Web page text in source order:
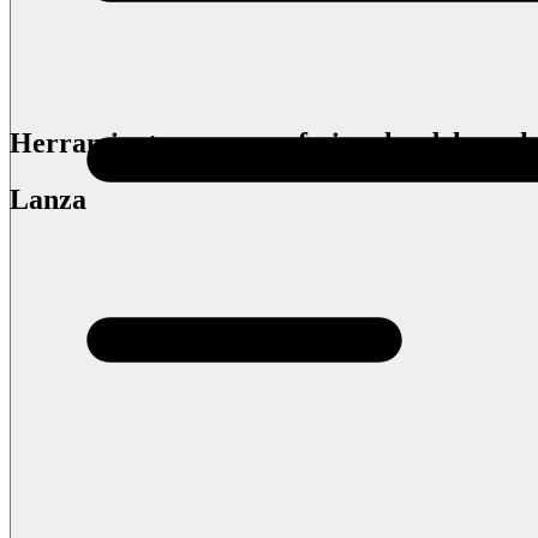
Herramientas para profesionales del
Lanza